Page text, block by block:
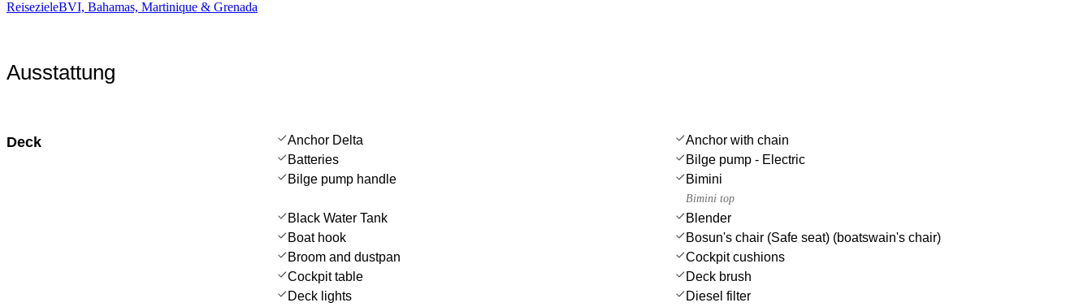
ReisezieleBVI, Bahamas, Martinique & Grenada
Ausstattung
Deck Anchor Delta
Anchor with chain
Batteries
Bilge pump - Electric
Bilge pump handle
Bimini
Bimini top
Black Water Tank
Blender
Boat hook
Bosun's chair (Safe seat) (boatswain's chair)
Broom and dustpan
Cockpit cushions
Cockpit table
Deck brush
Deck lights
Diesel filter